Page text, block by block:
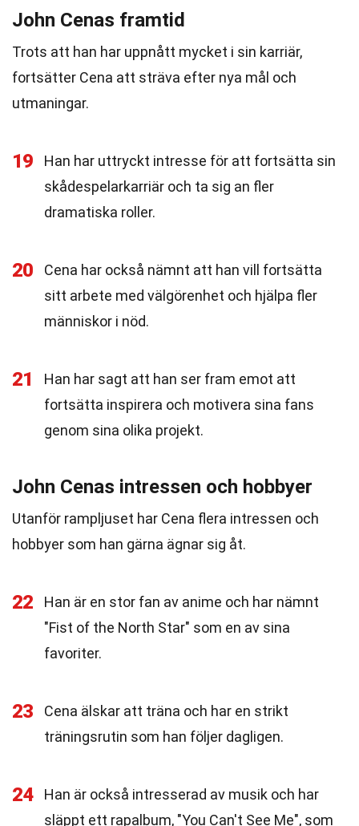
John Cenas framtid
Trots att han har uppnått mycket i sin karriär,
fortsätter Cena att sträva efter nya mål och
utmaningar.
19
Han har uttryckt intresse för att fortsätta sin
skådespelarkarriär och ta sig an fler
dramatiska roller.
20
Cena har också nämnt att han vill fortsätta
sitt arbete med välgörenhet och hjälpa fler
människor i nöd.
21
Han har sagt att han ser fram emot att
fortsätta inspirera och motivera sina fans
genom sina olika projekt.
John Cenas intressen och hobbyer
Utanför rampljuset har Cena flera intressen och
hobbyer som han gärna ägnar sig åt.
22
Han är en stor fan av anime och har nämnt
"Fist of the North Star" som en av sina
favoriter.
23
Cena älskar att träna och har en strikt
träningsrutin som han följer dagligen.
24
Han är också intresserad av musik och har
släppt ett rapalbum, "You Can't See Me", som